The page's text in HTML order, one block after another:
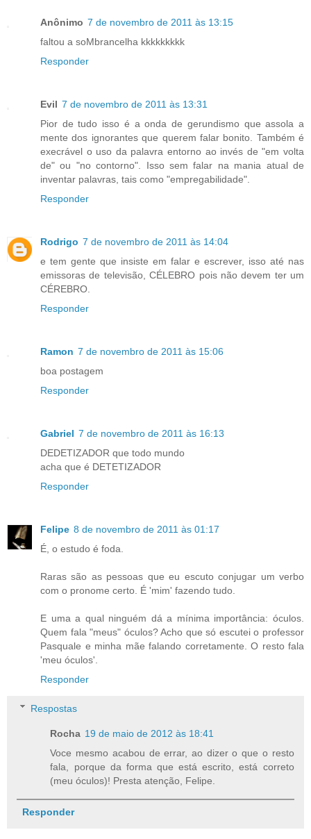
Anônimo 7 de novembro de 2011 às 13:15
faltou a soMbrancelha kkkkkkkkk
Responder
Evil 7 de novembro de 2011 às 13:31
Pior de tudo isso é a onda de gerundismo que assola a
mente dos ignorantes que querem falar bonito. Também é
execrável o uso da palavra entorno ao invés de "em volta
de" ou "no contorno". Isso sem falar na mania atual de
inventar palavras, tais como "empregabilidade".
Responder
Rodrigo 7 de novembro de 2011 às 14:04
e tem gente que insiste em falar e escrever, isso até nas
emissoras de televisão, CÉLEBRO pois não devem ter um
CÉREBRO.
Responder
Ramon 7 de novembro de 2011 às 15:06
boa postagem
Responder
Gabriel 7 de novembro de 2011 às 16:13
DEDETIZADOR que todo mundo
acha que é DETETIZADOR
Responder
Felipe 8 de novembro de 2011 às 01:17
É, o estudo é foda.
Raras são as pessoas que eu escuto conjugar um verbo
com o pronome certo. É 'mim' fazendo tudo.
E uma a qual ninguém dá a mínima importância: óculos.
Quem fala "meus" óculos? Acho que só escutei o professor
Pasquale e minha mãe falando corretamente. O resto fala
'meu óculos'.
Responder
Respostas
Rocha 19 de maio de 2012 às 18:41
Voce mesmo acabou de errar, ao dizer o que o resto
fala, porque da forma que está escrito, está correto
(meu óculos)! Presta atenção, Felipe.
Responder